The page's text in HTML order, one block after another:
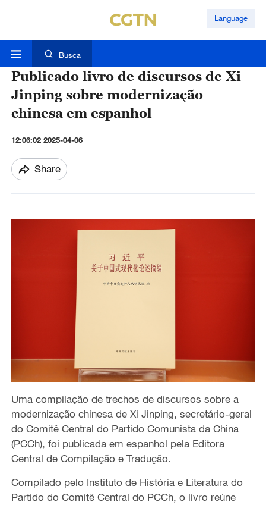
Language
Busca
Publicado livro de discursos de Xi
Jinping sobre modernização
chinesa em espanhol
12:06:02 2025-04-06
Share
Uma compilação de trechos de discursos sobre a
modernização chinesa de Xi Jinping, secretário-geral
do Comitê Central do Partido Comunista da China
(PCCh), foi publicada em espanhol pela Editora
Central de Compilação e Tradução.
Compilado pelo Instituto de História e Literatura do
Partido do Comitê Central do PCCh, o livro reúne